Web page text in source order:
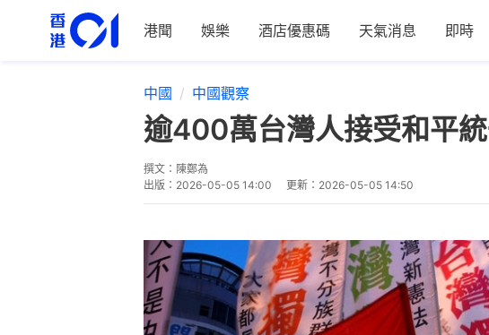
港聞 娛樂 酒店優惠碼 天氣消息 即時
中國 中國觀察
逾400萬台灣人接受和平
撰文： 陳鄭為
出版： 2026-05-05 14:00 更新： 2026-05-05 14:50